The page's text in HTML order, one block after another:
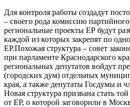
Для контроля работы создадут
– своего рода комиссию
региональные проекты ЕР будут
каждой из которых закрепят по
ЕР.Похожая структура – совет
при парламенте Краснодарского
региональных депутатов войдут
(городских дум) отдельных
края, а также депутаты Госдумы и
Новая структура призвана стать
от ЕР, о которой заговорили в